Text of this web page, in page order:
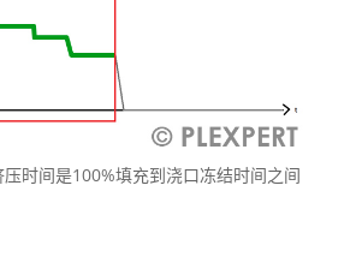
时间是100%填充到浇口冻结时间之间